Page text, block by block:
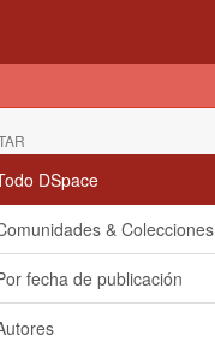
DSpace
& Colecciones
fecha de publicación